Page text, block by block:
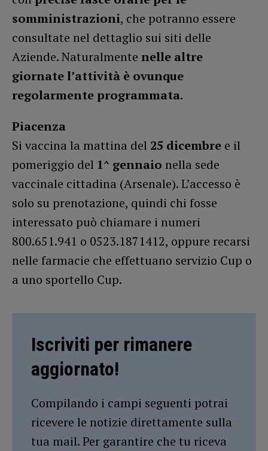
somministrazioni, che potranno essere
consultate nel dettaglio sui siti delle
Aziende. Naturalmente nelle altre
giornate l’attività è ovunque
regolarmente programmata.
Piacenza
Si vaccina la mattina del 25 dicembre e il
pomeriggio del 1^ gennaio nella sede
vaccinale cittadina (Arsenale). L’accesso è
solo su prenotazione, quindi chi fosse
interessato può chiamare i numeri
800.651.941 o 0523.1871412, oppure recarsi
nelle farmacie che effettuano servizio Cup o
a uno sportello Cup.
Iscriviti per rimanere
aggiornato!
Compilando i campi seguenti potrai
ricevere le notizie direttamente sulla
tua mail. Per garantire che tu riceva